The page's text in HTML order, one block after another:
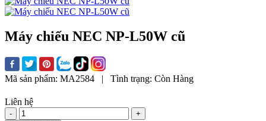
Máy chiếu NEC NP-L50W cũ
Mã sản phẩm: MA2584 | Tình trạng: Còn Hàng
Liên hệ
-
+